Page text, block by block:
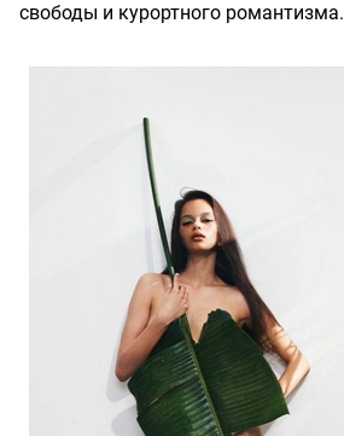
свободы и курортного романтизма.